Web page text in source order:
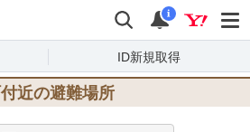
検索 通知
i
ID新規取得
付近の避難場所